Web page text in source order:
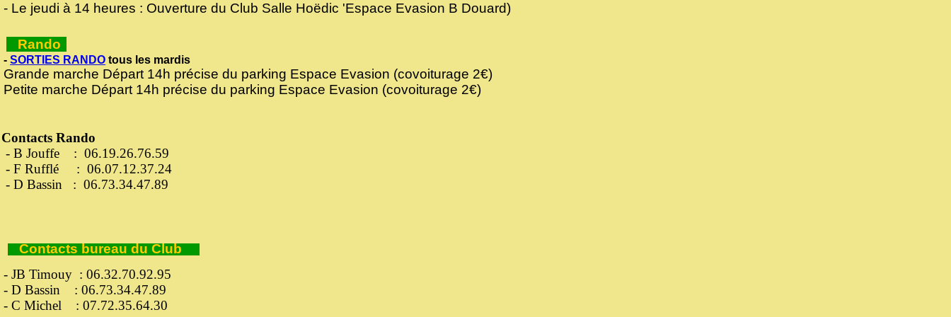
- Le jeudi à 14 heures : Ouverture du Club Salle Hoëdic 'Espace Evasion B Douard)
Rando
- SORTIES RANDO tous les mardis
Grande marche Départ 14h précise du parking Espace Evasion (covoiturage 2€)
Petite marche Départ 14h précise du parking Espace Evasion (covoiturage 2€)
Contacts Rando
- B Jouffe : 06.19.26.76.59
- F Rufflé : 06.07.12.37.24
- D Bassin : 06.73.34.47.89
Contacts bureau du Club
- JB Timouy : 06.32.70.92.95
- D Bassin : 06.73.34.47.89
- C Michel : 07.72.35.64.30